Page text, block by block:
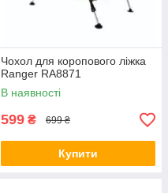
Чохол для коропового ліжка
Ranger RA8871
В наявності
599 ₴ 699 ₴
Купити